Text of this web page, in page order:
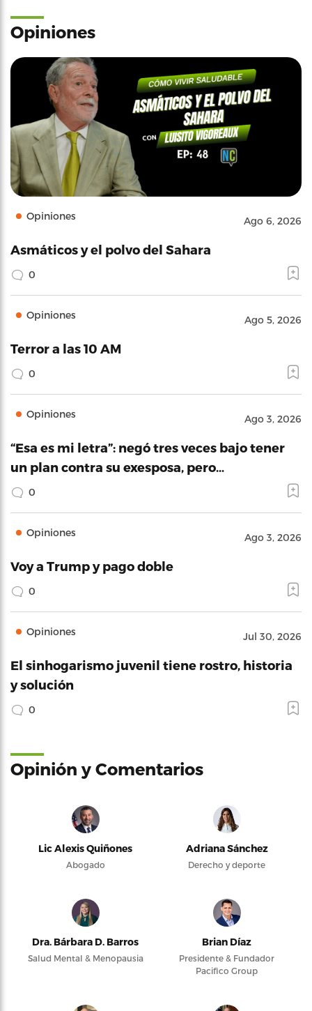
Opiniones
Opiniones Ago 6, 2026
Asmáticos y el polvo del Sahara
0
Opiniones Ago 5, 2026
Terror a las 10 AM
0
Opiniones Ago 3, 2026
“Esa es mi letra”: negó tres veces bajo tener
un plan contra su exesposa, pero…
0
Opiniones Ago 3, 2026
Voy a Trump y pago doble
0
Opiniones Jul 30, 2026
El sinhogarismo juvenil tiene rostro, historia
y solución
0
Opinión y Comentarios
Lic Alexis Quiñones
Abogado
Adriana Sánchez
Derecho y deporte
Dra. Bárbara D. Barros
Salud Mental & Menopausia
Brian Díaz
Presidente & Fundador
Pacifico Group